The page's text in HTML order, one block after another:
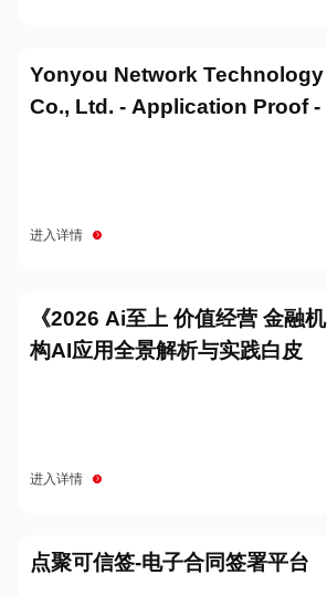
Yonyou Network Technology
Co., Ltd. - Application Proof -
进入详情
《2026 Ai至上 价值经营 金融机
构AI应用全景解析与实践白皮
进入详情
点聚可信签-电子合同签署平台